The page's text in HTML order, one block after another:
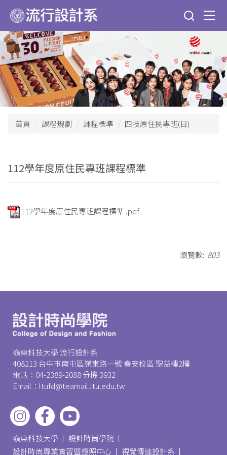
到
主
要
內
容
區
首頁 課程規劃 課程標準 四技原住民專班(日)
112學年度原住民專班課程標準
112學年度原住民專班課程標準 .pdf
瀏覽數: 803
嶺東科技大學 流行設計系
408213 台中市南屯區嶺東路一號 春安校區 聖益樓2樓
電話：04-2389-2088 分機 3932
Email：ltufd@teamail.ltu.edu.tw
嶺東科技大學
設計時尚學院
設計時尚專業實習暨證照中心
視覺傳達設計系